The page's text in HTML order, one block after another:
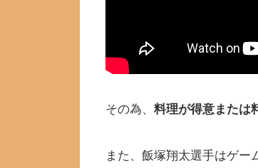
その為、 料理が得意または
また、飯塚翔太選手はゲー